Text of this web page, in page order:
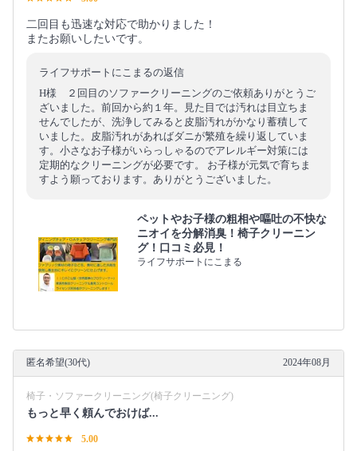
二回目も迅速な対応で助かりました！
またお願いしたいです。
ライフサポートにこまるの返信
H様 ２回目のソファークリーニングのご依頼ありがとうご
ざいました。前回から約１年。見た目では汚れは目立ちま
せんでしたが、洗浄してみると皮脂汚れがかなり蓄積して
いました。皮脂汚れがあればダニが繁殖を繰り返していま
す。小さなお子様がいらっしゃるのでアレルギー対策には
定期的なクリーニングが必要です。 お子様が元気で育ちま
すよう願っております。ありがとうございました。
ペットやお子様の粗相や嘔吐の不快な
ニオイを分解消臭！椅子クリーニン
グ！口コミ必見！
ライフサポートにこまる
匿名希望(30代) 2024年08月
椅子・ソファークリーニング(椅子クリーニング)
もっと早く頼んでおけば...
5.00